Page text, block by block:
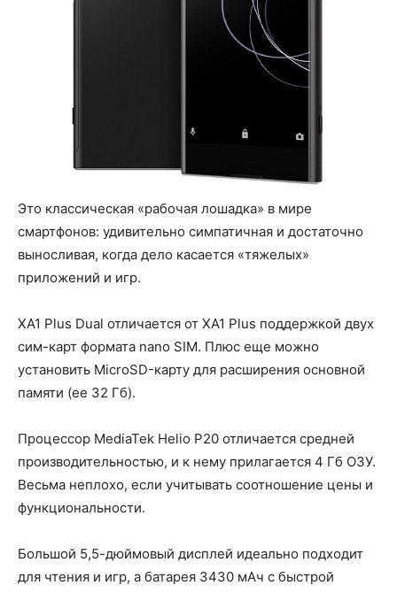
Это классическая «рабочая лошадка» в мире
смартфонов: удивительно симпатичная и достаточно
выносливая, когда дело касается «тяжелых»
приложений и игр.
XA1 Plus Dual отличается от XA1 Plus поддержкой двух
сим-карт формата nano SIM. Плюс еще можно
установить MicroSD-карту для расширения основной
памяти (ее 32 Гб).
Процессор MediaTek Helio P20 отличается средней
производительностью, и к нему прилагается 4 Гб ОЗУ.
Весьма неплохо, если учитывать соотношение цены и
функциональности.
Большой 5,5-дюймовый дисплей идеально подходит
для чтения и игр, а батарея 3430 мАч с быстрой